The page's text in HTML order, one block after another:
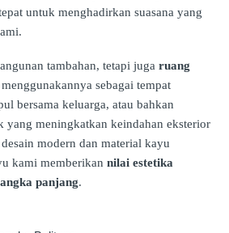
untuk menghadirkan suasana yang
tambahan, tetapi juga ruang
sebagai tempat
bersama keluarga, atau bahkan
yang meningkatkan keindahan eksterior
modern dan material kayu
kami memberikan nilai estetika
panjang.